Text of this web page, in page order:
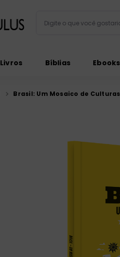
Livros Bíblias Ebooks
Brasil: Um Mosaico de
bíblia jerusalém
biblia pastoral
bíblia ave maria